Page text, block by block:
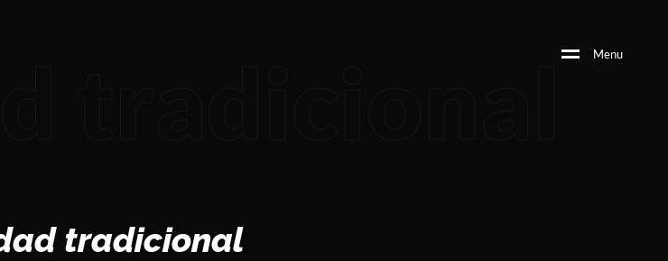
Menu
tradicional
tradicional